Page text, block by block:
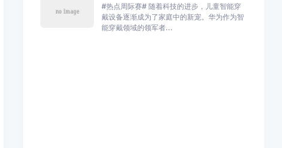
#热点周际赛# 随着科技的进步，儿童智能穿
戴设备逐渐成为了家庭中的新宠。华为作为智
能穿戴领域的领军者...